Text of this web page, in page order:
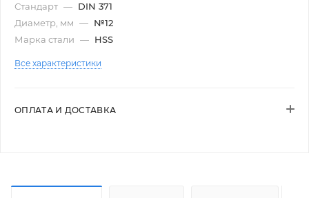
Стандарт — DIN 371
Диаметр, мм — №12
Марка стали — HSS
Все характеристики
ОПЛАТА И ДОСТАВКА